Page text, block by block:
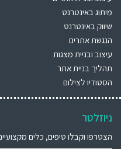
מיתוג באינטרנט
שיווק באינטרנט
הנגשת אתרים
עיצוב ובניית מצגות
תהליך בניית אתר
הסטודיו לצילום
ניוזלטר
הצטרפו וקבלו טיפים, כלים